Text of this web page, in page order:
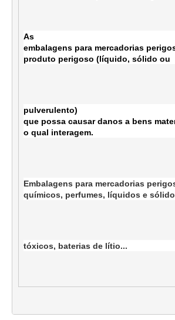
As
embalagens para mercadorias
produto perigoso (líquido, sólido ou
pulverulento)
que possa causar danos a bens
o qual interagem.
Embalagens para mercadorias
químicos, perfumes, líquidos e
tóxicos, baterias de lítio...